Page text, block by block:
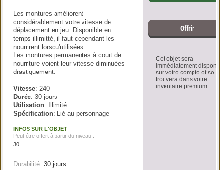
Offrir
Cet objet sera
immédiatement
sur votre compte et se
trouvera dans votre
inventaire premium.
Les montures améliorent
considérablement votre vitesse de
déplacement en jeu. Disponible en
temps illimitté, il faut cependant les
nourrirent lorsqu'utilisées.
Les montures permanentes à court de
nourriture voient leur vitesse diminuées
drastiquement.
Vitesse: 240
Durée: 30 jours
Utilisation: Illimité
Spécification: Lié au personnage
INFOS SUR L'OBJET
Peut être offert à partir du niveau :
30
Durabilité :30 jours